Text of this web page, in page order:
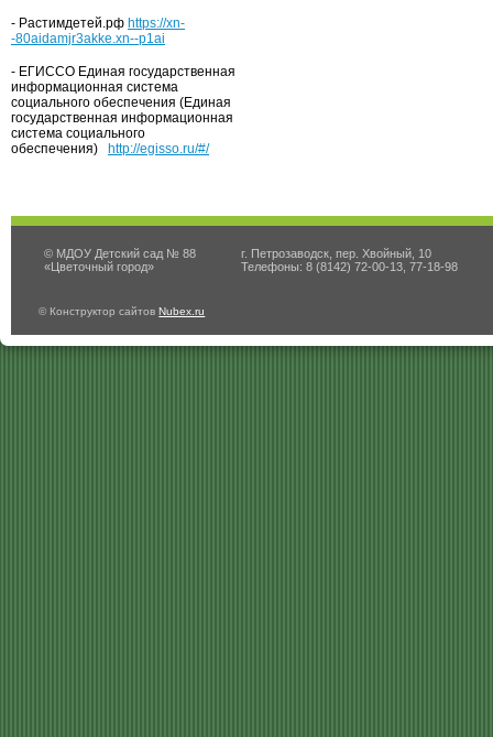
- Растимдетей.рф https://xn-
-80aidamjr3akke.xn--p1ai
- ЕГИССО Единая государственная
информационная система
социального обеспечения (Единая
государственная информационная
система социального
обеспечения)
http://egisso.ru/#/
© МДОУ Детский сад № 88
«Цветочный город»
г. Петрозаводск, пер. Хвойный, 10
Телефоны: 8 (8142) 72-00-13, 77-18-98
© Конструктор сайтовNubex.ru